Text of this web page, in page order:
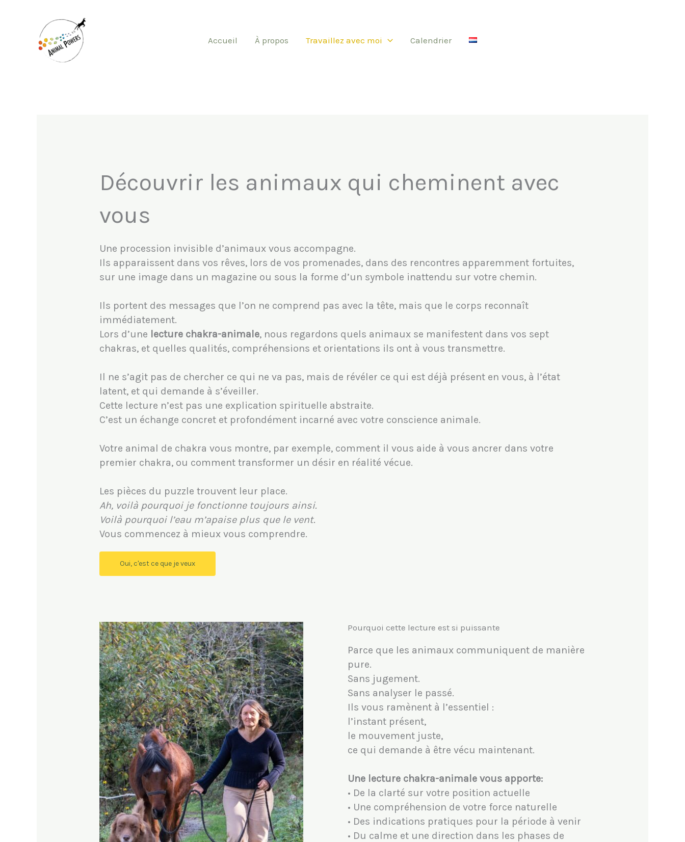
Accueil À propos Travaillez avec moi Calendrier
Découvrir les animaux qui cheminent avec
vous
Une procession invisible d’animaux vous accompagne.
Ils apparaissent dans vos rêves, lors de vos promenades, dans des rencontres apparemment fortuites,
sur une image dans un magazine ou sous la forme d’un symbole inattendu sur votre chemin.
Ils portent des messages que l’on ne comprend pas avec la tête, mais que le corps reconnaît
immédiatement.
Lors d’une lecture chakra-animale, nous regardons quels animaux se manifestent dans vos sept
chakras, et quelles qualités, compréhensions et orientations ils ont à vous transmettre.
Il ne s’agit pas de chercher ce qui ne va pas, mais de révéler ce qui est déjà présent en vous, à l’état
latent, et qui demande à s’éveiller.
Cette lecture n’est pas une explication spirituelle abstraite.
C’est un échange concret et profondément incarné avec votre conscience animale.
Votre animal de chakra vous montre, par exemple, comment il vous aide à vous ancrer dans votre
premier chakra, ou comment transformer un désir en réalité vécue.
Les pièces du puzzle trouvent leur place.
Ah, voilà pourquoi je fonctionne toujours ainsi.
Voilà pourquoi l’eau m’apaise plus que le vent.
Vous commencez à mieux vous comprendre.
Oui, c'est ce que je veux
Pourquoi cette lecture est si puissante
Parce que les animaux communiquent de manière
pure.
Sans jugement.
Sans analyser le passé.
Ils vous ramènent à l’essentiel :
l’instant présent,
le mouvement juste,
ce qui demande à être vécu maintenant.
Une lecture chakra-animale vous apporte:
• De la clarté sur votre position actuelle
• Une compréhension de votre force naturelle
• Des indications pratiques pour la période à venir
• Du calme et une direction dans les phases de